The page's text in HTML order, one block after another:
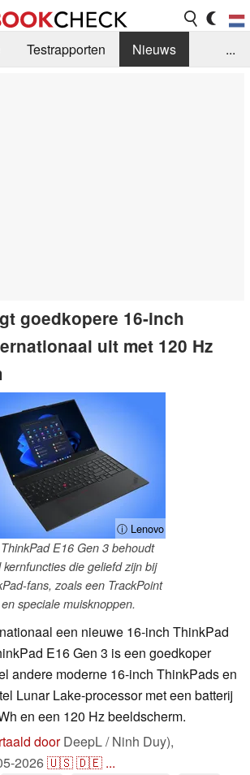
Testrapporten
Nieuws
...
goedkopere 16-inch
uit met 120 Hz
ⓘ Lenovo
E16 Gen 3 behoudt
kernfuncties die geliefd zijn bij
fans, zoals een TrackPoint
en speciale muisknoppen.
een nieuwe 16-inch ThinkPad
E16 Gen 3 is een goedkoper
andere moderne 16-inch ThinkPads en
Lunar Lake-processor met een batterij
en een 120 Hz beeldscherm.
doorDeepL / Ninh Duy),
2026🇺🇸🇩🇪 ...